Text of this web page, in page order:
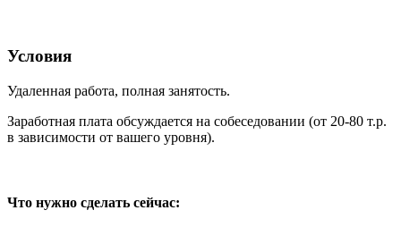
Условия
Удаленная работа, полная занятость.
Заработная плата обсуждается на собеседовании (от 20-80 т.р.
в зависимости от вашего уровня).
Что нужно сделать сейчас: